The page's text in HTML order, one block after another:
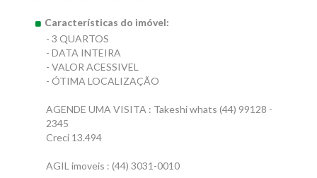
Características do imóvel:
- 3 QUARTOS
- DATA INTEIRA
- VALOR ACESSIVEL
- ÓTIMA LOCALIZAÇÃO
AGENDE UMA VISITA : Takeshi whats (44) 99128 -
2345
Creci 13.494
AGIL imoveis : (44) 3031-0010